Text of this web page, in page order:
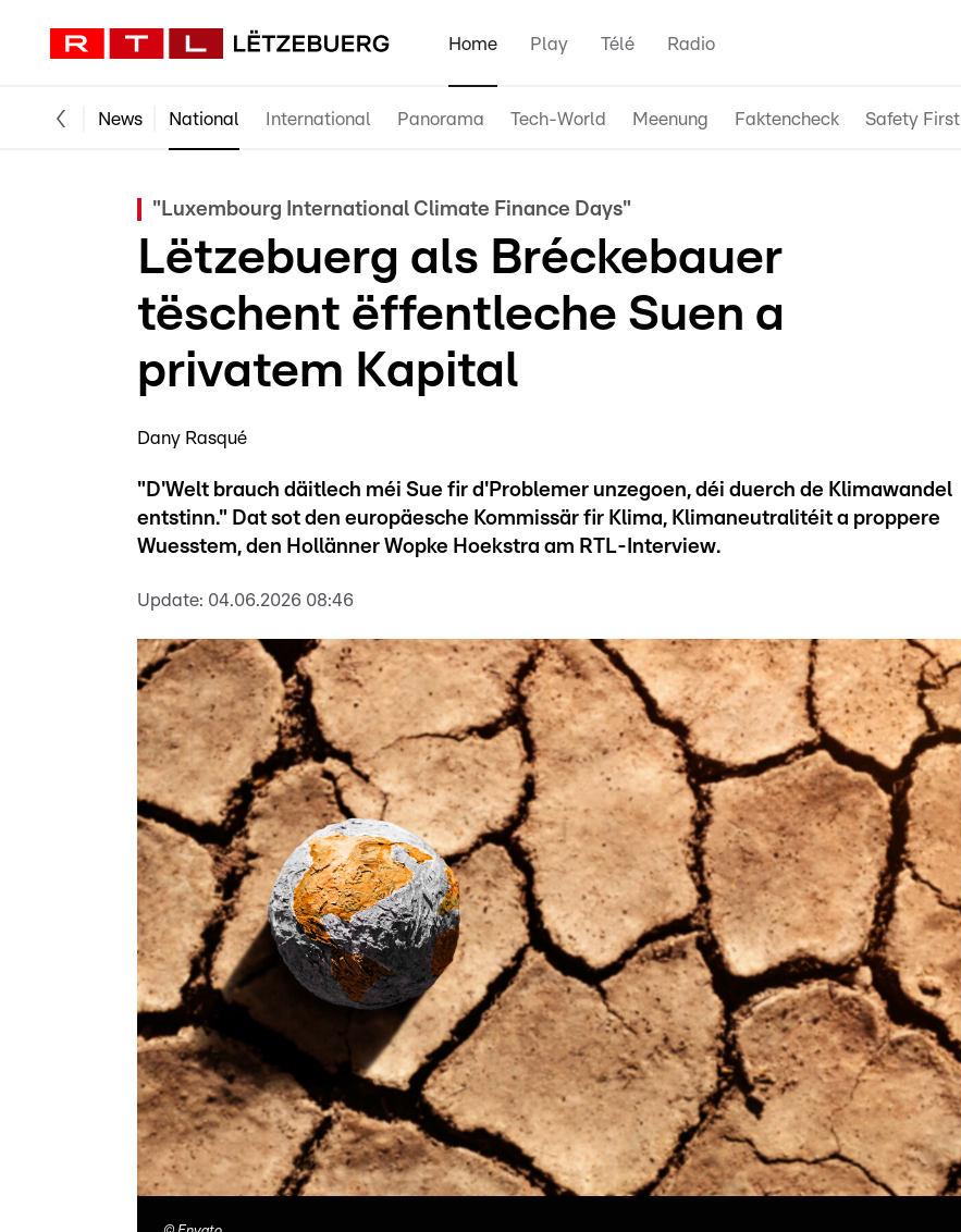
Home Play Télé Radio
News National International Panorama Tech-World Meenung Faktencheck Safety First
"Luxembourg International Climate Finance Days"
Lëtzebuerg als Bréckebauer
tëschent ëffentleche Suen a
privatem Kapital
Dany Rasqué
"D'Welt brauch däitlech méi Sue fir d'Problemer unzegoen, déi duerch de Klimawandel
entstinn." Dat sot den europäesche Kommissär fir Klima, Klimaneutralitéit a proppere
Wuesstem, den Hollänner Wopke Hoekstra am RTL-Interview.
Update: 04.06.2026 08:46